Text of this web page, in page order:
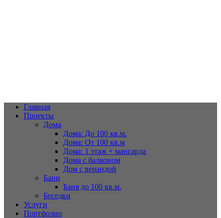
Главная
Проекты
Дома
Дома: До 100 кв.м.
Дома: От 100 кв.м
Дома: 1 этаж + мансарда
Дома с балконом
Дом с верандой
Бани
Баня до 100 кв.м.
Беседки
Услуги
Портфолио